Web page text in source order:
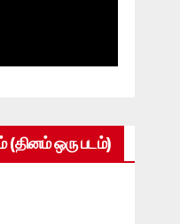
(தினம் ஒரு படம்)